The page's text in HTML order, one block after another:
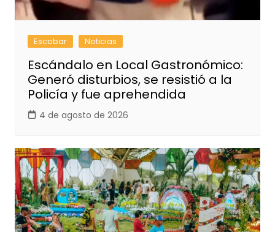
Escobar Noticias
Escándalo en Local Gastronómico:
Generó disturbios, se resistió a la
Policía y fue aprehendida
4 de agosto de 2026